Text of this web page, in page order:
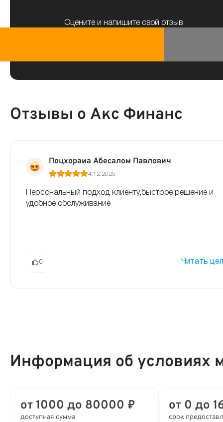
Оцените и напишите свой отзыв
Отзывы о Акс Финанс
Поцхораиа Абесалом Павлович
4.12.2025
Персональный подход клиенту,быстрое решение и
удобное обслуживание
0 Читать
Информация об условиях
от 1000 до 80000 ₽
доступная сумма
от 0 до
срок